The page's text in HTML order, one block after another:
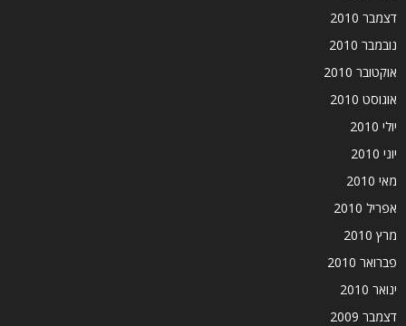
דצמבר 2010
נובמבר 2010
אוקטובר 2010
אוגוסט 2010
יולי 2010
יוני 2010
מאי 2010
אפריל 2010
מרץ 2010
פברואר 2010
ינואר 2010
דצמבר 2009